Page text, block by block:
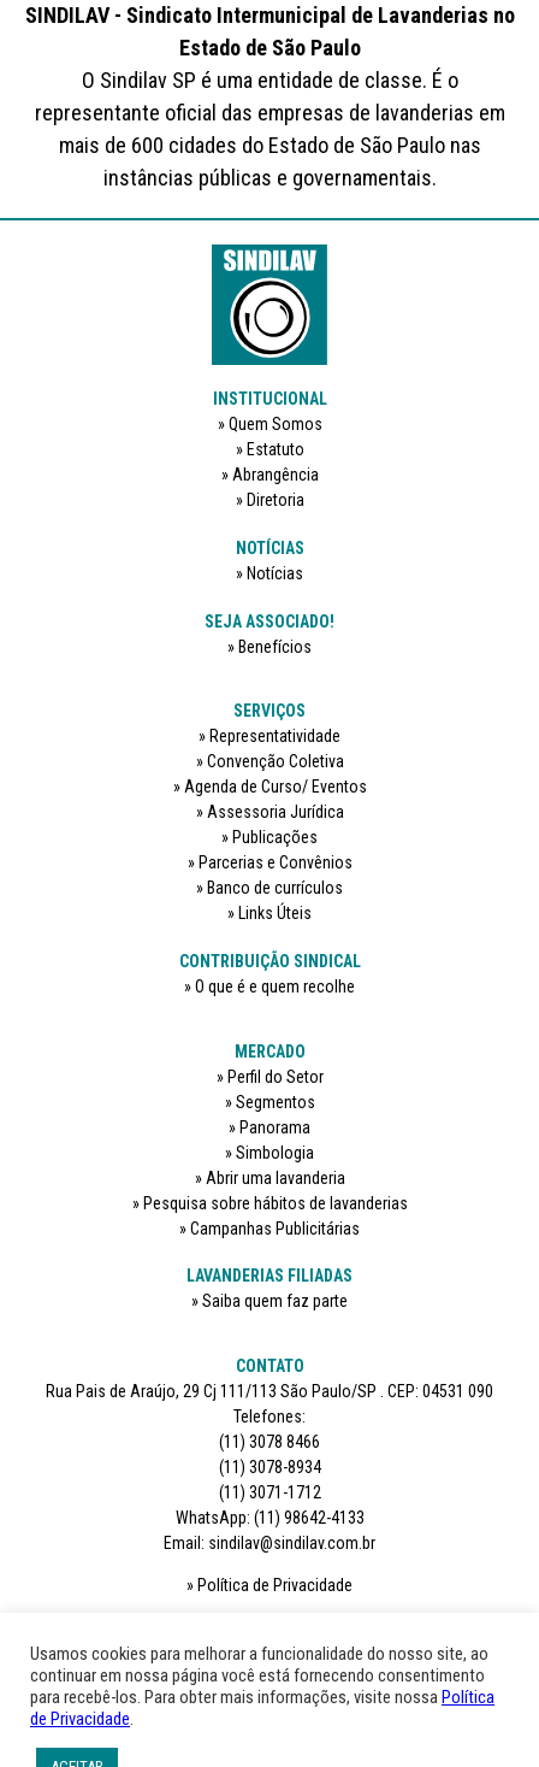
SINDILAV - Sindicato Intermunicipal de Lavanderias no
Estado de São Paulo
O Sindilav SP é uma entidade de classe. É o
representante oficial das empresas de lavanderias em
mais de 600 cidades do Estado de São Paulo nas
instâncias públicas e governamentais.
INSTITUCIONAL
Quem Somos
Estatuto
Abrangência
Diretoria
NOTÍCIAS
Notícias
SEJA ASSOCIADO!
Benefícios
SERVIÇOS
Representatividade
Convenção Coletiva
Agenda de Curso/ Eventos
Assessoria Jurídica
Publicações
Parcerias e Convênios
Banco de currículos
Links Úteis
CONTRIBUIÇÃO SINDICAL
O que é e quem recolhe
MERCADO
Perfil do Setor
Segmentos
Panorama
Simbologia
Abrir uma lavanderia
Pesquisa sobre hábitos de lavanderias
Campanhas Publicitárias
LAVANDERIAS FILIADAS
Saiba quem faz parte
CONTATO
Rua Pais de Araújo, 29 Cj 111/113 São Paulo/SP . CEP: 04531 090
Telefones:
(11) 3078 8466
(11) 3078-8934
(11) 3071-1712
WhatsApp: (11) 98642-4133
Email: sindilav@sindilav.com.br
Política de Privacidade
Usamos cookies para melhorar a funcionalidade do nosso site, ao
continuar em nossa página você está fornecendo consentimento
para recebê-los. Para obter mais informações, visite nossaPolítica
de Privacidade.